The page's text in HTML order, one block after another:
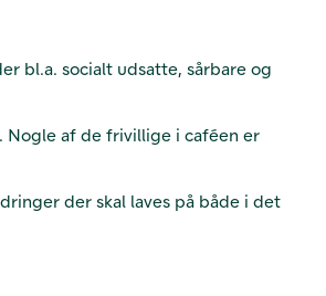
bl.a. socialt udsatte, sårbare og
af de frivillige i caféen er
der skal laves på både i det